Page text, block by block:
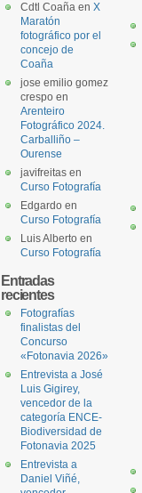
Cdtl Coaña en X
Maratón
fotográfico por el
concejo de
Coaña
jose emilio gomez
crespo en
Arenteiro
Fotográfico 2024.
Carballiño –
Ourense
javifreitas en
Curso Fotografía
Edgardo en
Curso Fotografía
Luis Alberto en
Curso Fotografía
Entradas
recientes
Fotografías
finalistas del
Concurso
«Fotonavia 2026»
Entrevista a José
Luis Gigirey,
vencedor de la
categoría ENCE-
Biodiversidad de
Fotonavia 2025
Entrevista a
Daniel Viñé,